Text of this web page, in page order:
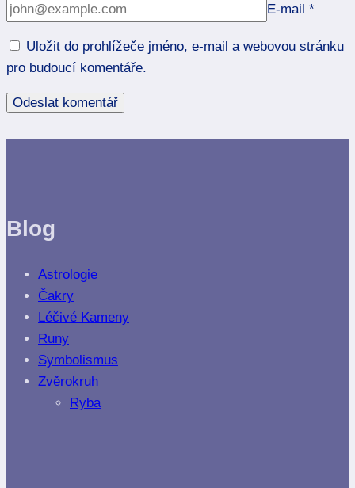
E-mail *
Uložit do prohlížeče jméno, e-mail a webovou stránku
pro budoucí komentáře.
Blog
Astrologie
Čakry
Léčivé Kameny
Runy
Symbolismus
Zvěrokruh
Ryba